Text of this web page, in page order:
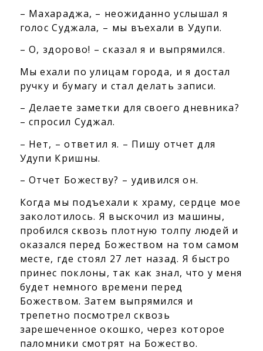
– Махараджа, – неожиданно услышал я
голос Суджала, – мы въехали в Удупи.
– О, здорово! – сказал я и выпрямился.
Мы ехали по улицам города, и я достал
ручку и бумагу и стал делать записи.
– Делаете заметки для своего дневника?
– спросил Суджал.
– Нет, – ответил я. – Пишу отчет для
Удупи Кришны.
– Отчет Божеству? – удивился он.
Когда мы подъехали к храму, сердце мое
заколотилось. Я выскочил из машины,
пробился сквозь плотную толпу людей и
оказался перед Божеством на том самом
месте, где стоял 27 лет назад. Я быстро
принес поклоны, так как знал, что у меня
будет немного времени перед
Божеством. Затем выпрямился и
трепетно посмотрел сквозь
зарешеченное окошко, через которое
паломники смотрят на Божество.